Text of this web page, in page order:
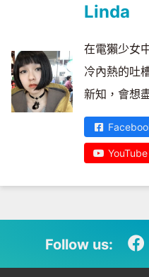
Linda
在電獺少女
冷內熱的吐
新知，會想
YouTube
Follow us: